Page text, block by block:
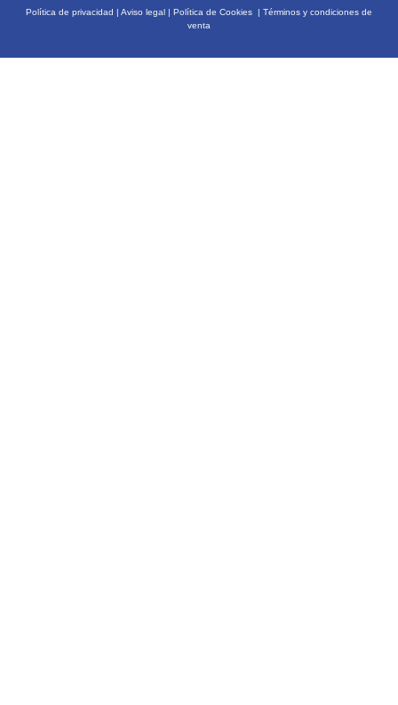
Política de privacidad | Aviso legal | Política de Cookies | Términos y condiciones de
venta